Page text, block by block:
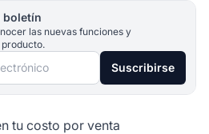
boletín
las nuevas funciones y
Suscribirse
tu costo por venta